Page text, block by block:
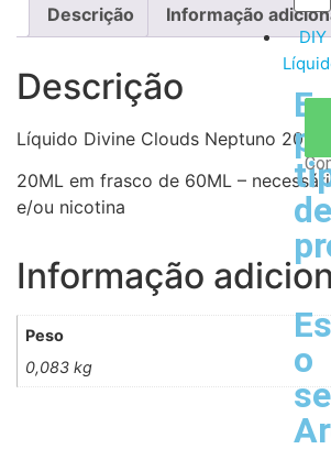
DIY
de
o
Descrição Informação
Descrição
Líquido Divine Clouds Neptuno 20ML
20ML em frasco de 60ML –
e/ou nicotina
Informação
Peso
0,083 kg